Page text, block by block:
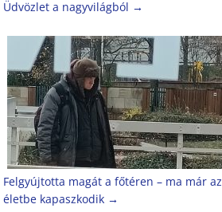
Üdvözlet a nagyvilágból →
Felgyújtotta magát a főtéren – ma már az
életbe kapaszkodik →